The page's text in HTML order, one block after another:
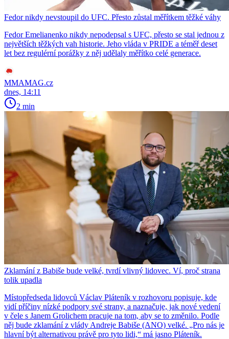
Fedor nikdy nevstoupil do UFC. Přesto zůstal měřítkem těžké váhy
Fedor Emelianenko nikdy nepodepsal s UFC, přesto se stal jednou z
největších těžkých vah historie. Jeho vláda v PRIDE a téměř deset
let bez regulérní porážky z něj udělaly měřítko celé generace.
MMAMAG.cz
dnes, 14:11
2 min
Zklamání z Babiše bude velké, tvrdí vlivný lidovec. Ví, proč strana
tolik upadla
Místopředseda lidovců Václav Pláteník v rozhovoru popisuje, kde
vidí příčiny nízké podpory své strany, a naznačuje, jak nové vedení
v čele s Janem Grolichem pracuje na tom, aby se to změnilo. Podle
něj bude zklamání z vlády Andreje Babiše (ANO) velké. „Pro nás je
hlavní být alternativou právě pro tyto lidi,“ má jasno Pláteník.